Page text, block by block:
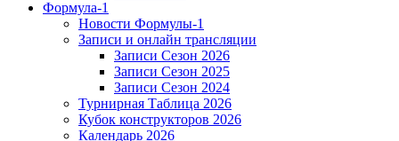
Формула-1
Новости Формулы-1
Записи и онлайн трансляции
Записи Сезон 2026
Записи Сезон 2025
Записи Сезон 2024
Турнирная Таблица 2026
Кубок конструкторов 2026
Календарь 2026